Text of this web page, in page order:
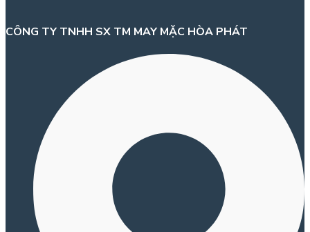
CÔNG TY TNHH SX TM MAY MẶC HÒA PHÁT